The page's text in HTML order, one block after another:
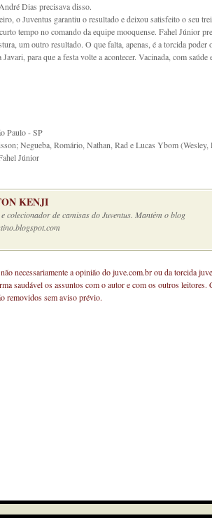
Dias precisava disso.
o Juventus garantiu o resultado e deixou satisfeito o seu
tempo no comando da equipe mooquense. Fahel Júnior
um outro resultado. O que falta, apenas, é a torcida poder
para que a festa volte a acontecer. Vacinada, com saúde
Paulo - SP
Negueba, Romário, Nathan, Rad e Lucas Ybom (Wesley,
Júnior
KENJI
colecionador de camisas do Juventus. Mantém o blog
necessariamente a opinião do juve.com.br ou da torcida
saudável os assuntos com o autor e com os outros leitores.
removidos sem aviso prévio.